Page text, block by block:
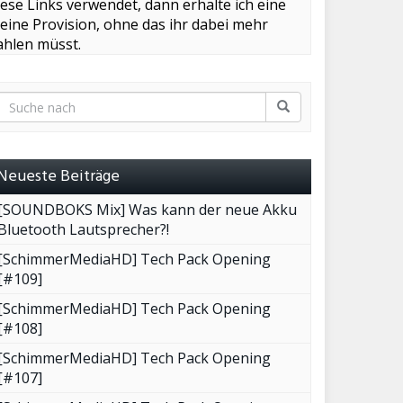
Links verwendet, dann erhalte ich eine
Provision, ohne das ihr dabei mehr
müsst.
Beiträge
Mix] Was kann der neue Akku
Lautsprecher?!
Tech Pack Opening
Tech Pack Opening
Tech Pack Opening